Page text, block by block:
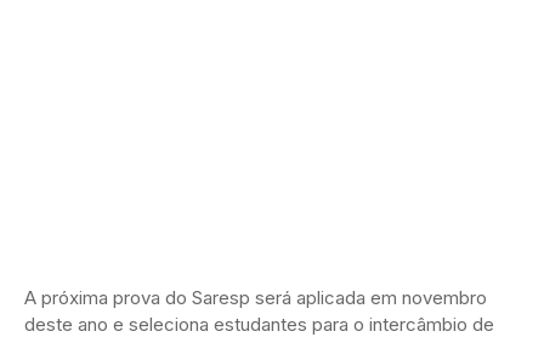
A próxima prova do Saresp será aplicada em novembro
deste ano e seleciona estudantes para o intercâmbio de